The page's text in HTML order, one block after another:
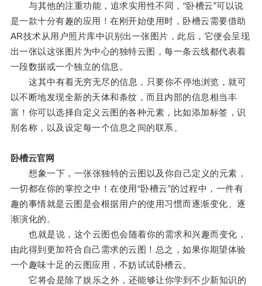
与其他的注重功能，追求实用性不同，“卧槽云”可以说
是一款十分有趣的应用！在刚开始使用时，卧槽云需要借助
AR技术从用户照片库中识别出一张图片，此后，它便会呈现
出一张以这张图片为中心的独特云图，每一条云线都代表着
一段数据或一个独立的信息。
这其中有着无穷无尽的信息，只要你不停地浏览，就可
以不断地发现全新的天体和条纹，而且内部的信息相当丰
富！你可以选择自定义云图的各种元素，比如添加标签，识
别名称，以及设定每一个信息之间的联系。
卧槽云官网
想象一下，一张张独特的云图以及你自己定义的元素，
一切都在你的掌控之中！在使用“卧槽云”的过程中，一件有
趣的事情就是云图是会根据用户的使用习惯而逐渐变化、逐
渐演化的。
也就是说，这个云图也会随着你的需求和兴趣而变化，
由此得到更加符合自己需求的云图！总之，如果你期望体验
一个趣味十足的云图应用，不妨试试卧槽云。
它将会是除了娱乐之外，还能够让你学到不少新知识的